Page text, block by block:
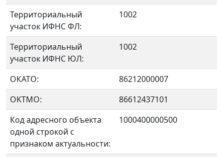
Территориальный
участок ИФНС ФЛ:
1002
Территориальный
участок ИФНС ЮЛ:
1002
ОКАТО:
86212000007
OKTMO:
86612437101
Код адресного объекта
одной строкой с
признаком актуальности:
1000400000500